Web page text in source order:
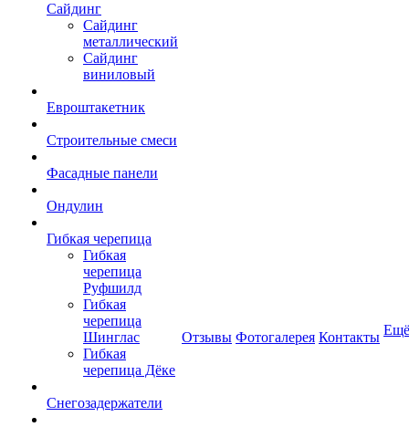
Сайдинг
Сайдинг
металлический
Сайдинг
виниловый
Евроштакетник
Строительные смеси
Фасадные панели
Ондулин
Гибкая черепица
Гибкая
черепица
Руфшилд
Гибкая
черепица
Шинглас
Гибкая
черепица Дёке
Снегозадержатели
Отзывы Фотогалерея Контакты Ещё